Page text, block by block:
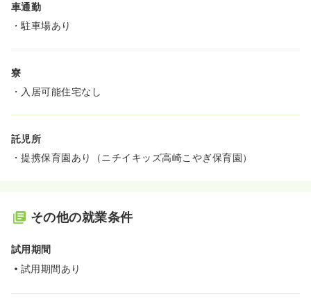
車通勤
・駐車場あり
寮
・入居可能住宅なし
託児所
・提携保育園あり（ニチイキッズ高崎こやぎ保育園）
その他の就業条件
試用期間
試用期間あり